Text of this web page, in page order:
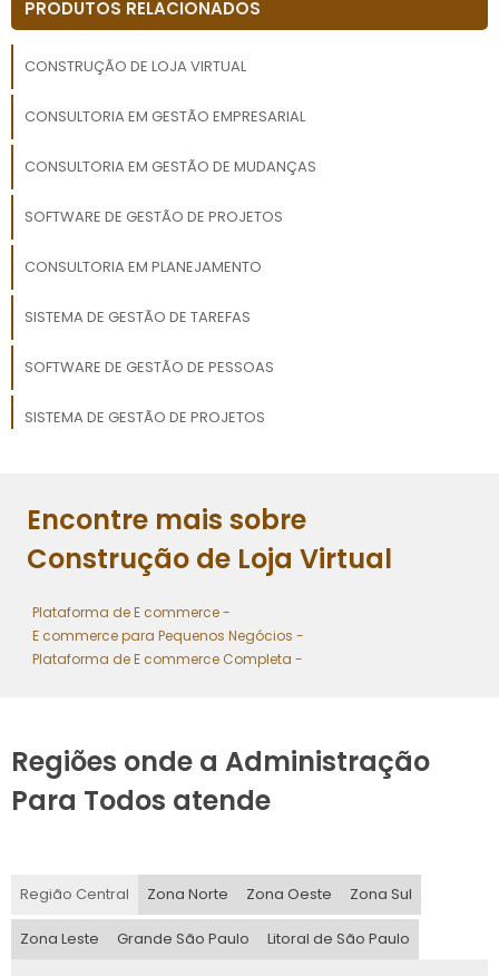
PRODUTOS RELACIONADOS
CONSTRUÇÃO DE LOJA VIRTUAL
CONSULTORIA EM GESTÃO EMPRESARIAL
CONSULTORIA EM GESTÃO DE MUDANÇAS
SOFTWARE DE GESTÃO DE PROJETOS
CONSULTORIA EM PLANEJAMENTO
SISTEMA DE GESTÃO DE TAREFAS
SOFTWARE DE GESTÃO DE PESSOAS
SISTEMA DE GESTÃO DE PROJETOS
SOFTWARE PARA CONTROLE DE ESTOQUE E VENDAS
Encontre mais sobre
Construção de Loja Virtual
Plataforma de E commerce -
E commerce para Pequenos Negócios -
Plataforma de E commerce Completa -
Regiões onde a Administração
Para Todos atende
Região Central Zona Norte Zona Oeste Zona Sul
Zona Leste Grande São Paulo Litoral de São Paulo